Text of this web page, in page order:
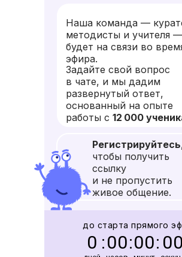
обучения. Максим очень хочет
продолжить учиться у вас.
Наша команда —
методисты и учителя —
будет на связи во
эфира.
Задайте свой вопрос
в чате, и мы дадим
развернутый ответ,
основанный на опыте
работы с 12 000
Регистрируйтесь
чтобы получить
ссылку
и не пропустить
живое общение.
до старта прямого
0 :00:00: 00